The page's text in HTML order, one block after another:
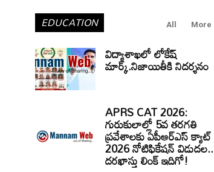
EDUCATION All More
విద్యాశాఖలో లోకేష్
మార్క్.నిజాయితీకి నిదర్శనం
APRS CAT 2026:
గురుకులాల్లో 5వ తరగతి
ప్రవేశాలకు ఏపీఆర్‌ఎస్‌ క్యాట్‌
2026 నోటిఫికేషన్‌ విడుదల..
దరఖాస్తు లింక్‌ ఇదిగో!